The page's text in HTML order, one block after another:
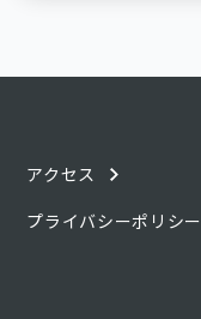
アクセス
プライバシーポリシー